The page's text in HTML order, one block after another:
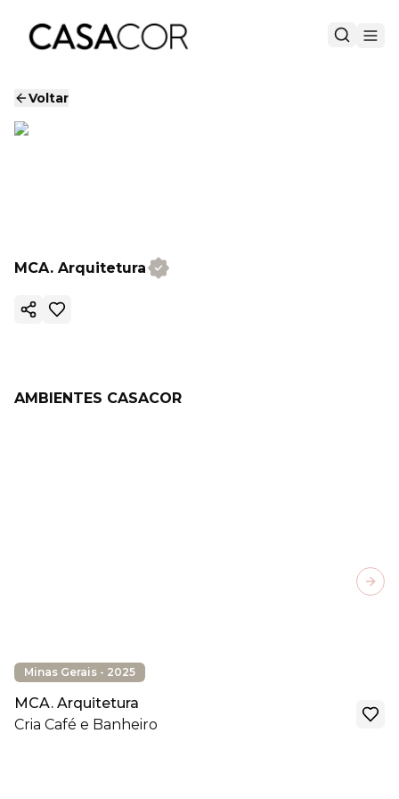
Voltar
MCA. Arquitetura
Copiar link
AMBIENTES CASACOR
Minas Gerais - 2025
MCA. Arquitetura
Cria Café e Banheiro